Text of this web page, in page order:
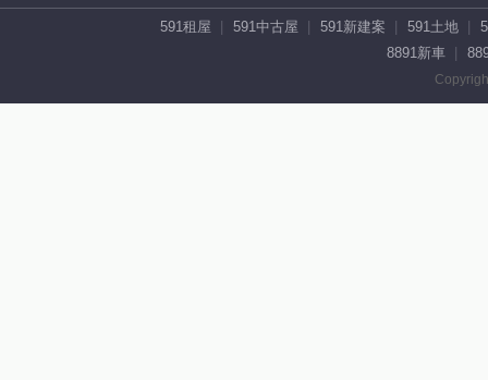
591租屋 591中古屋 591新建案 591土地
8891新車